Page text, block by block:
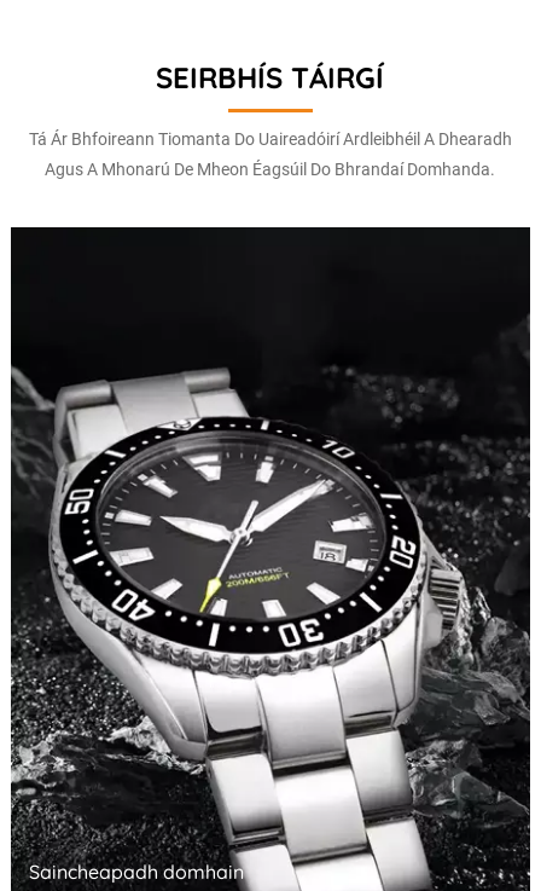
SEIRBHÍS TÁIRGÍ
Tá Ár Bhfoireann Tiomanta Do Uaireadóirí Ardleibhéil A Dhearadh
Agus A Mhonarú De Mheon Éagsúil Do Bhrandaí Domhanda.
Saincheapadh domhain